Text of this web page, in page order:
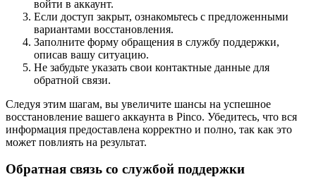
войти в аккаунт.
Если доступ закрыт, ознакомьтесь с предложенными
вариантами восстановления.
Заполните форму обращения в службу поддержки,
описав вашу ситуацию.
Не забудьте указать свои контактные данные для
обратной связи.
Следуя этим шагам, вы увеличите шансы на успешное
восстановление вашего аккаунта в Pinco. Убедитесь, что вся
информация предоставлена корректно и полно, так как это
может повлиять на результат.
Обратная связь со службой поддержки